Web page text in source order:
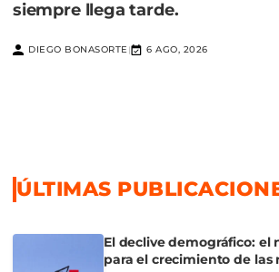
siempre llega tarde.
DIEGO BONASORTE| 6 AGO, 2026
ÚLTIMAS
El declive demográfico: el
para el crecimiento de las